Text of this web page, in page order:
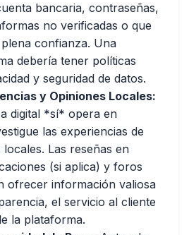
bancaria, contraseñas,
no verificadas o que
confianza. Una
debería tener políticas
y seguridad de datos.
y Opiniones Locales:
digital *sí* opera en
las experiencias de
Las reseñas en
(si aplica) y foros
ofrecer información valiosa
el servicio al cliente
la plataforma.